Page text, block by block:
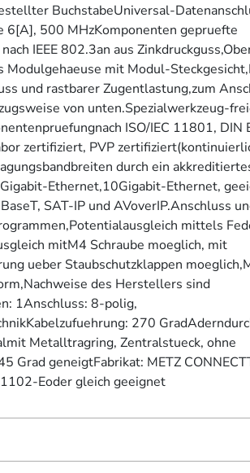
BuchstabeUniversal-
6[A], 500 MHzKomponenten gepruefte
IEEE 802.3an aus
mit Modul-
und rastbarer Zugentlastung,zum
von unten.Spezialwerkzeug-
ISO/IEC 11801, DIN
zertifiziert, PVP
durch ein
Ethernet,10Gigabit-Ethernet,
SAT-IP und AVoverIP.Anschluss
mittels
mitM4 Schraube moeglich, mit
ueber Staubschutzklappen
des Herstellers sind
1Anschluss: 8-polig,
270
Metalltragring, Zentralstueck, ohne
Grad geneigtFabrikat: METZ
Eoder gleich geeignet